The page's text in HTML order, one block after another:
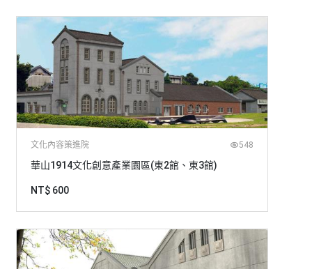
文化內容策進院 548
華山1914文化創意產業園區(東2館、東3館)
NT$ 600